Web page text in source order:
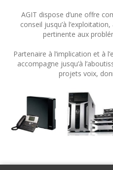
AGIT dispose d’une offre
conseil jusqu’à
pertinente aux
Partenaire à l’implication et à
accompagne jusqu’à
projets voix,